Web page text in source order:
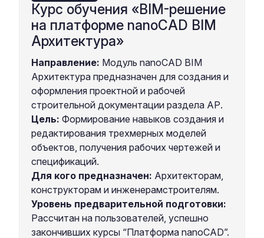
Курс обучения «BIM-решение
на платформе nanoCAD BIM
Архитектура»
Направление: Модуль nanoCAD BIM
Архитектура предназначен для создания и
оформления проектной и рабочей
строительной документации раздела АР.
Цель: Формирование навыков создания и
редактирования трехмерных моделей
объектов, получения рабочих чертежей и
спецификаций.
Для кого предназначен: Архитекторам,
конструкторам и инженерамстроителям.
Уровень предварительной подготовки:
Рассчитан на пользователей, успешно
закончивших курсы “Платформа nanoCAD”.